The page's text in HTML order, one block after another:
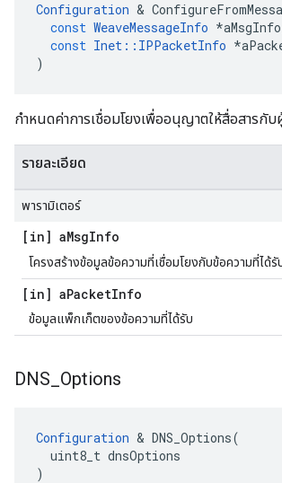
Configuration &
const WeaveMessageInfo *aMsgInfo
const Inet :: IPPacketInfo *
)
กำหนดค่าการเชื่อมโยงเพื่ออนุญาตให้สื่อสารกั
รายละเอียด
พารามิเตอร์
[in] aMsgInfo
โครงสร้างข้อมูลข้อความที่เชื่อมโยงกับข้อความที่ได้รั
[in] aPacketInfo
ข้อมูลแพ็กเก็ตของข้อความที่ได้รับ
DNS Options
Configuration & DNS_Options(
  uint8_t dnsOptions
)